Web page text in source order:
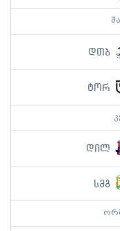
დთბ
ტორ
დილ
სმგ